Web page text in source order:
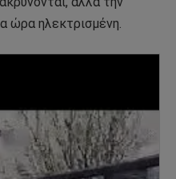
ώρα ηλεκτρισμένη.